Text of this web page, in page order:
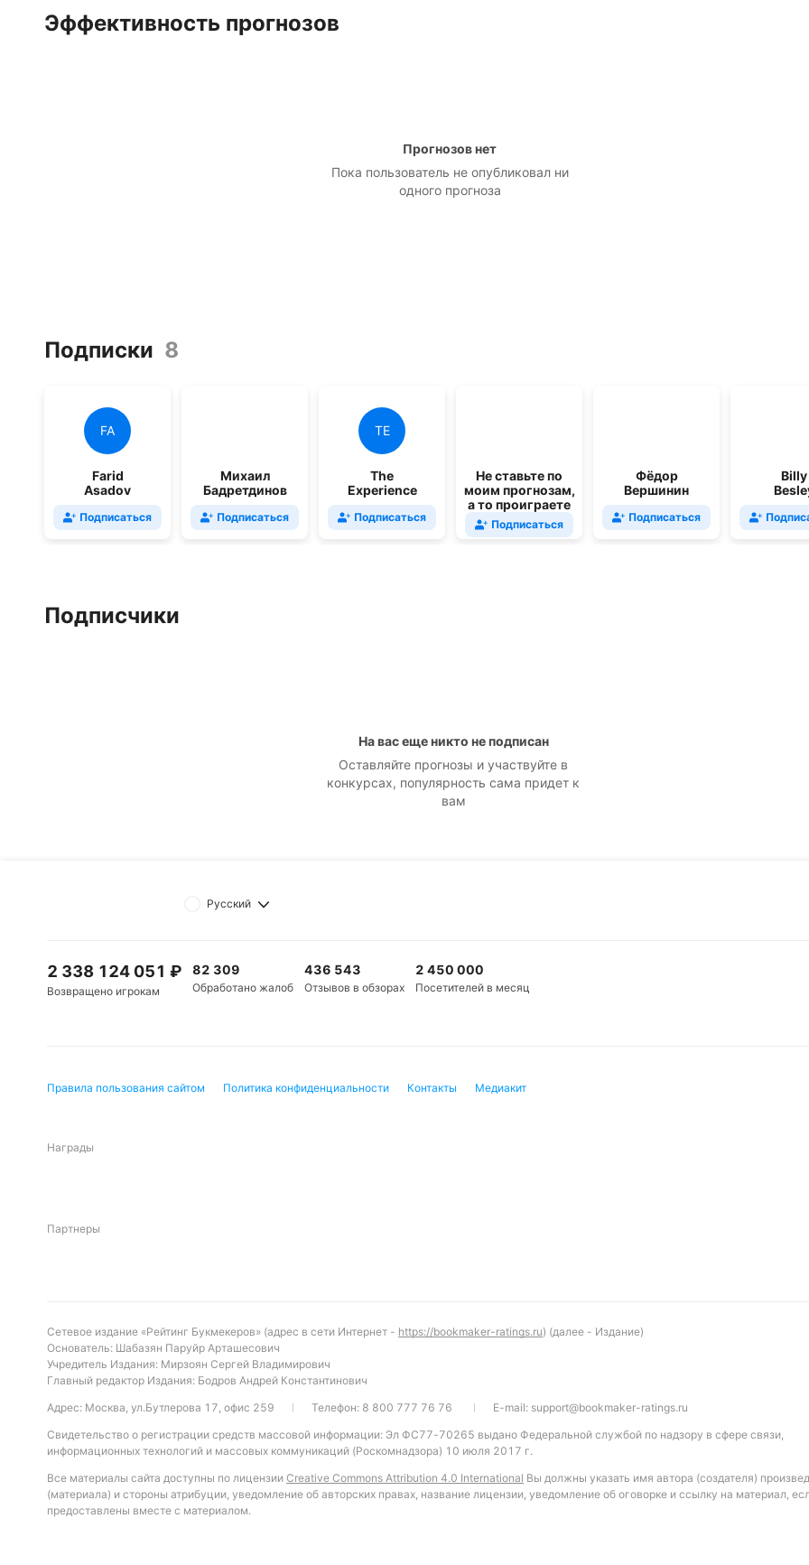
Эффективность прогнозов
Прогнозов нет
Пока пользователь не опубликовал ни
одного прогноза
Подписки 8
FA
Farid
Asadov
Подписаться
Михаил
Бадретдинов
Подписаться
TE
The
Experience
Подписаться
Не ставьте по
моим прогнозам,
а то проиграете
Подписаться
Фёдор
Вершинин
Подписаться
Billy
Подписчики
На вас еще никто не подписан
Оставляйте прогнозы и участвуйте в
конкурсах, популярность сама придет к
вам
Русский
2 338 124 051 ₽
Возвращено игрокам
82 309
Обработано жалоб
436 543
Отзывов в обзорах
2 450 000
Посетителей в месяц
Правила пользования сайтом Политика конфиденциальности Контакты Медиакит
Награды
Партнеры
Сетевое издание «Рейтинг Букмекеров» (адрес в сети Интернет - https://bookmaker-ratings.ru) (далее - Издание)
Основатель: Шабазян Паруйр Арташесович
Учредитель Издания: Мирзоян Сергей Владимирович
Главный редактор Издания: Бодров Андрей Константинович
Адрес: Москва, ул.Бутлерова 17, офис 259
Телефон: 8 800 777 76 76 E-mail: support@bookmaker-ratings.ru
Свидетельство о регистрации средств массовой информации: Эл ФС77-70265 выдано Федеральной службой по надзору в сфере связи,
информационных технологий и массовых коммуникаций (Роскомнадзора) 10 июля 2017 г.
Все материалы сайта доступны по лицензии Creative Commons Attribution 4.0 International Вы должны указать имя автора (создателя)
(материала) и стороны атрибуции, уведомление об авторских правах, название лицензии, уведомление об оговорке и ссылку на материал,
предоставлены вместе с материалом.